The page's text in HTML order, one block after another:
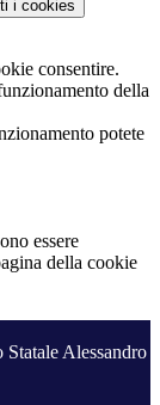
i cookies
consentire.
della
potete
essere
della cookie
Alessandro